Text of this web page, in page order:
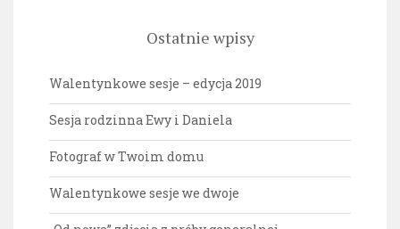
Ostatnie wpisy
Walentynkowe sesje – edycja 2019
Sesja rodzinna Ewy i Daniela
Fotograf w Twoim domu
Walentynkowe sesje we dwoje